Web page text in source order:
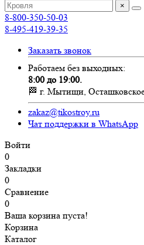
×
8-800-350-50-03
8-495-419-39-35
Заказать звонок
Работаем без выходных:
8:00 до 19:00.
🏁 г. Мытищи,
zakaz@tikostroy.ru
Чат поддержки в WhatsApp
Войти
0
Закладки
0
Сравнение
0
Ваша корзина пуста!
Корзина
Каталог